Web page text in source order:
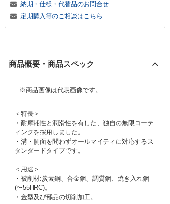
納期・仕様・代替品のお問合せ
定期購入等のご相談はこちら
商品概要・商品スペック
※商品画像は代表画像です。
＜特長＞
・耐摩耗性と潤滑性を有した、独自の無限コーテ
ィングを採用しました。
・溝・側面を問わずオールマイティに対応するス
タンダードタイプです。
＜用途＞
・被削材:炭素鋼、合金鋼、調質鋼、焼き入れ鋼
(〜55HRC)。
・金型及び部品の切削加工。